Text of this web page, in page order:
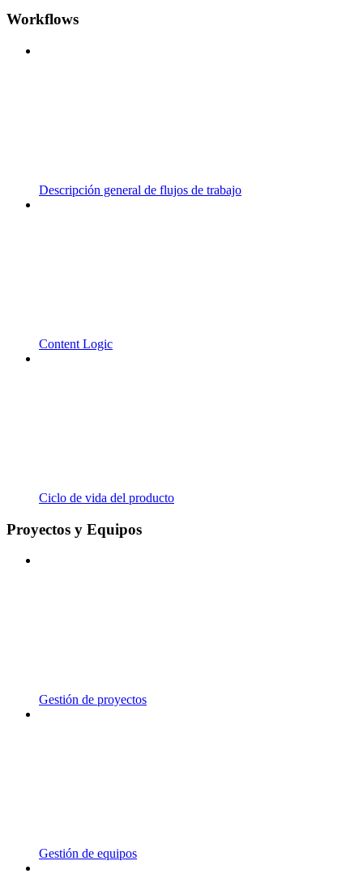
Workflows
Descripción general de flujos de trabajo
Content Logic
Ciclo de vida del producto
Proyectos y Equipos
Gestión de proyectos
Gestión de equipos